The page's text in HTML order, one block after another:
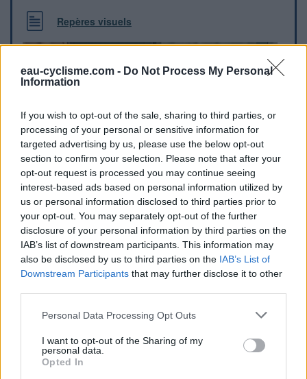
eau-cyclisme.com - Do Not Process My Personal
Information
If you wish to opt-out of the sale, sharing to third parties, or
processing of your personal or sensitive information for
targeted advertising by us, please use the below opt-out
section to confirm your selection. Please note that after your
opt-out request is processed you may continue seeing
interest-based ads based on personal information utilized by
us or personal information disclosed to third parties prior to
your opt-out. You may separately opt-out of the further
disclosure of your personal information by third parties on the
IAB’s list of downstream participants. This information may
also be disclosed by us to third parties on the IAB’s List of
Downstream Participants that may further disclose it to other
Personal Data Processing Opt Outs
I want to opt-out of the Sharing of my
personal data.
Opted In
Repères visuels